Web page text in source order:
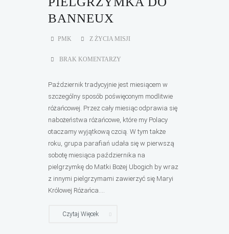
BANNEUX
PMK Z ŻYCIA MISJI
BRAK KOMENTARZY
Październik tradycyjnie jest miesiącem w
szczególny sposób poświęconym modlitwie
różańcowej. Przez cały miesiąc odprawia się
nabożeństwa różańcowe, które my Polacy
otaczamy wyjątkową czcią. W tym także
roku, grupa parafiań udała się w pierwszą
sobotę miesiąca października na
pielgrzymkę do Matki Bożej Ubogich by wraz
z innymi pielgrzymami zawierzyć się Maryi
Królowej Różańca....
Czytaj Więcek